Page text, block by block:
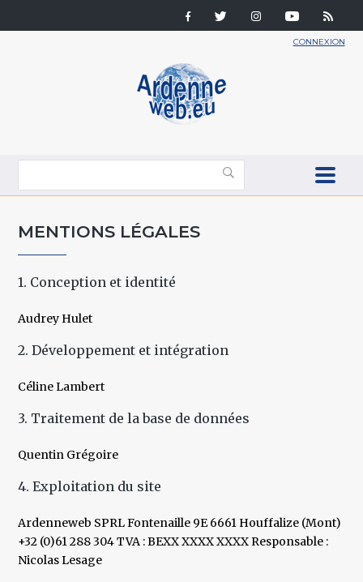
CONNEXION
MENTIONS LÉGALES
1. Conception et identité
Audrey Hulet
2. Développement et intégration
Céline Lambert
3. Traitement de la base de données
Quentin Grégoire
4. Exploitation du site
Ardenneweb SPRL Fontenaille 9E 6661 Houffalize (Mont)
+32 (0)61 288 304 TVA : BEXX XXXX XXXX Responsable :
Nicolas Lesage